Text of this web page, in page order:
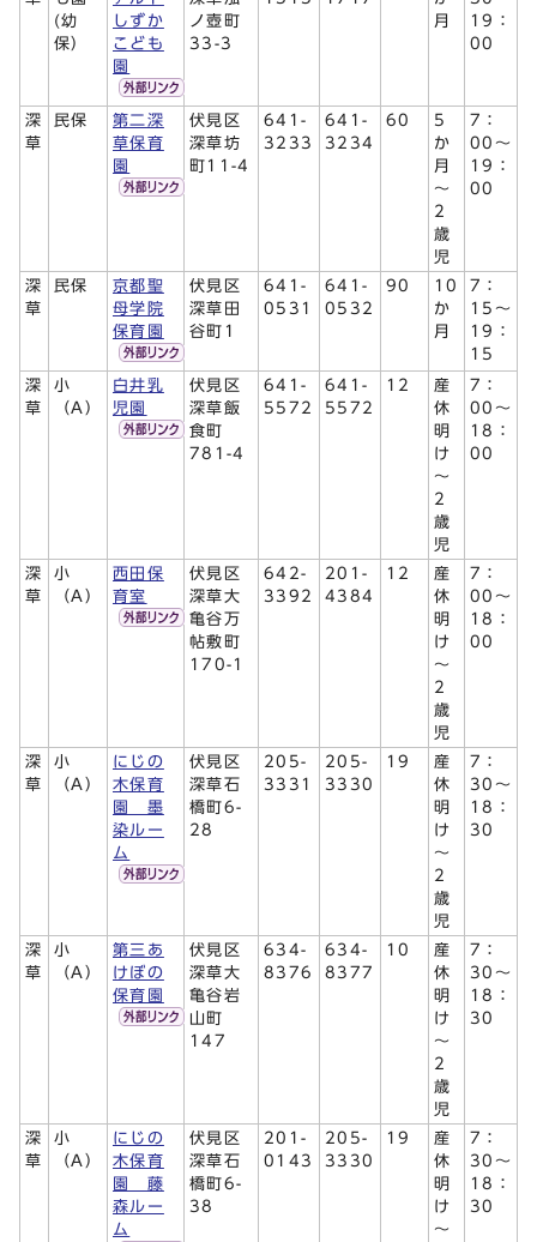
(幼
保）
しずか
こども
園
ノ壺町
33-3
月
19：
00
深
草
民保
第二深
草保育
園
伏見区
深草坊
町11-4
641-
3233
641-
3234
60
5
か
月
～
2
歳
児
7：
00～
19：
00
深
草
民保
京都聖
母学院
保育園
伏見区
深草田
谷町1
641-
0531
641-
0532
90
10
か
月
7：
15～
19：
15
深
草
小
（A）
白井乳
児園
伏見区
深草飯
食町
781-4
641-
5572
641-
5572
12
産
休
明
け
～
2
歳
児
7：
00～
18：
00
深
草
小
（A）
西田保
育室
伏見区
深草大
亀谷万
帖敷町
170-1
642-
3392
201-
4384
12
産
休
明
け
～
2
歳
児
7：
00～
18：
00
深
草
小
（A）
にじの
木保育
園 墨
染ルー
ム
伏見区
深草石
橋町6-
28
205-
3331
205-
3330
19
産
休
明
け
～
2
歳
児
7：
30～
18：
30
深
草
小
（A）
第三あ
けぼの
保育園
伏見区
深草大
亀谷岩
山町
147
634-
8376
634-
8377
10
産
休
明
け
～
2
歳
児
7：
30～
18：
30
深
草
小
（A）
にじの
木保育
園 藤
森ルー
ム
伏見区
深草石
橋町6-
38
201-
0143
205-
3330
19
産
休
明
け
～
7：
30～
18：
30